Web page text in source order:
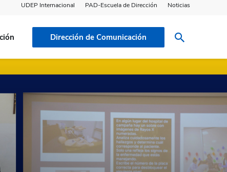
UDEP Internacional PAD-Escuela de Dirección Noticias
Dirección de Comunicación